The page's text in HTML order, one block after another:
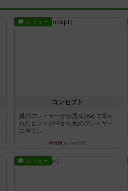
レビュー
コンセプト
親のプレイヤーがお題を決めて限ら
れたヒントの中から他のプレイヤー
に当て...
43分前by mob567
レビュー